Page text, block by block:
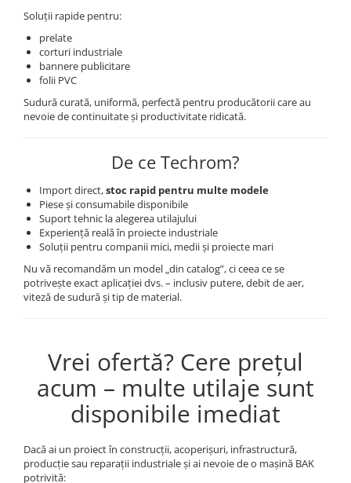
Soluții rapide pentru:
prelate
corturi industriale
bannere publicitare
folii PVC
Sudură curată, uniformă, perfectă pentru producătorii care au
nevoie de continuitate și productivitate ridicată.
De ce Techrom?
Import direct,stoc rapid pentru multe modele
Piese și consumabile disponibile
Suport tehnic la alegerea utilajului
Experiență reală în proiecte industriale
Soluții pentru companii mici, medii și proiecte mari
Nu vă recomandăm un model „din catalog”, ci ceea ce se
potrivește exact aplicației dvs. – inclusiv putere, debit de aer,
viteză de sudură și tip de material.
Vrei ofertă? Cere prețul
acum – multe utilaje sunt
disponibile imediat
Dacă ai un proiect în construcții, acoperișuri, infrastructură,
producție sau reparații industriale și ai nevoie de o mașină BAK
potrivită: